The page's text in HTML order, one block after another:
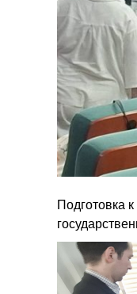
Подготовка